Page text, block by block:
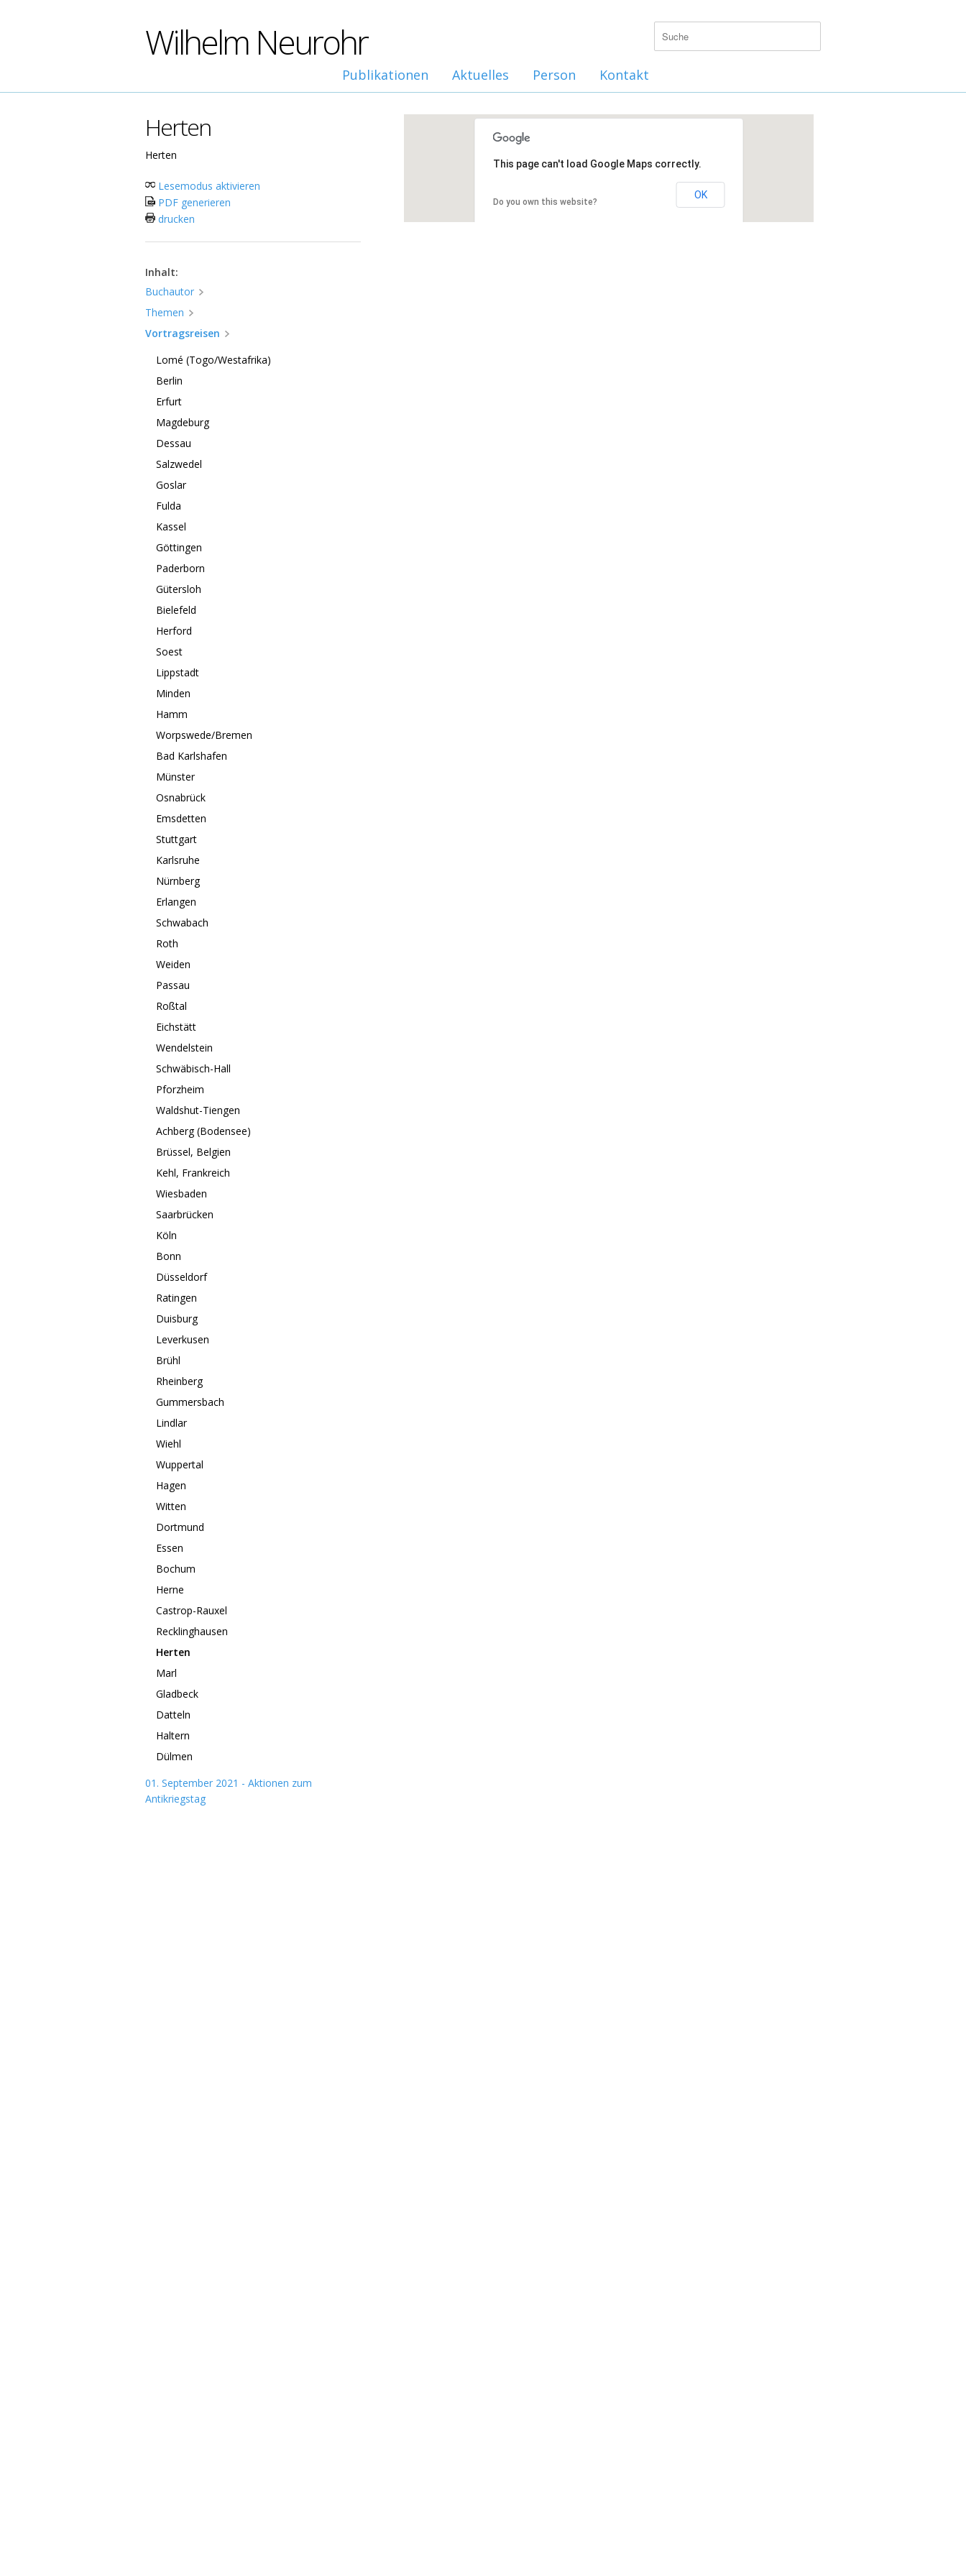
Wilhelm Neurohr
Publikationen Aktuelles Person Kontakt
Herten
Herten
Lesemodus aktivieren
PDF generieren
drucken
Inhalt:
Buchautor
Themen
Vortragsreisen
Lomé (Togo/Westafrika)
Berlin
Erfurt
Magdeburg
Dessau
Salzwedel
Goslar
Fulda
Kassel
Göttingen
Paderborn
Gütersloh
Bielefeld
Herford
Soest
Lippstadt
Minden
Hamm
Worpswede/Bremen
Bad Karlshafen
Münster
Osnabrück
Emsdetten
Stuttgart
Karlsruhe
Nürnberg
Erlangen
Schwabach
Roth
Weiden
Passau
Roßtal
Eichstätt
Wendelstein
Schwäbisch-Hall
Pforzheim
Waldshut-Tiengen
Achberg (Bodensee)
Brüssel, Belgien
Kehl, Frankreich
Wiesbaden
Saarbrücken
Köln
Bonn
Düsseldorf
Ratingen
Duisburg
Leverkusen
Brühl
Rheinberg
Gummersbach
Lindlar
Wiehl
Wuppertal
Hagen
Witten
Dortmund
Essen
Bochum
Herne
Castrop-Rauxel
Recklinghausen
Herten
Marl
Gladbeck
Datteln
Haltern
Dülmen
01. September 2021 - Aktionen zum
Antikriegstag
This page can't load Google Maps correctly.
Do you own this website?
OK